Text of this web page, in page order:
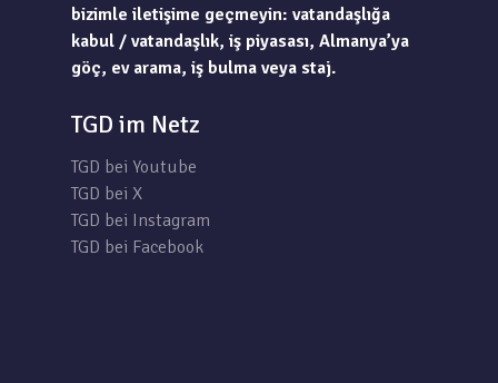
bizimle iletişime geçmeyin: vatandaşlığa
kabul / vatandaşlık, iş piyasası, Almanya’ya
göç, ev arama, iş bulma veya staj.
TGD im Netz
TGD bei Youtube
TGD bei X
TGD bei Instagram
TGD bei Facebook